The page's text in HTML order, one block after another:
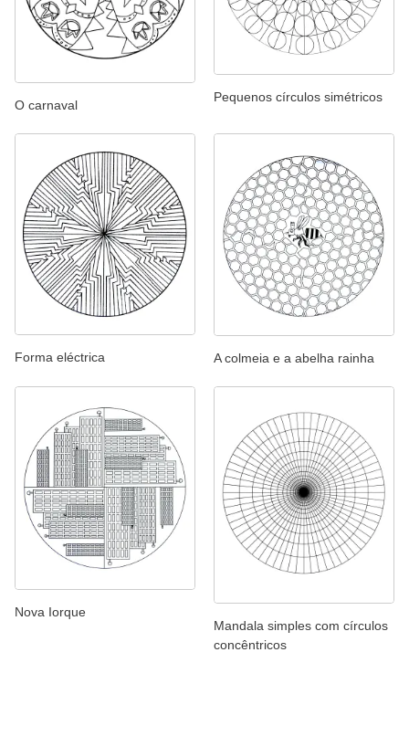
O carnaval
Pequenos círculos simétricos
Forma eléctrica A colmeia e a abelha rainha
Nova Iorque
Mandala simples com círculos
concêntricos